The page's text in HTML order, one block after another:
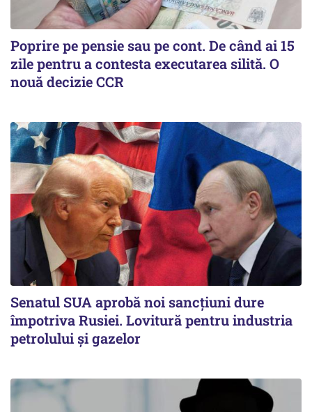
Poprire pe pensie sau pe cont. De când ai 15
zile pentru a contesta executarea silită. O
nouă decizie CCR
Senatul SUA aprobă noi sancțiuni dure
împotriva Rusiei. Lovitură pentru industria
petrolului și gazelor